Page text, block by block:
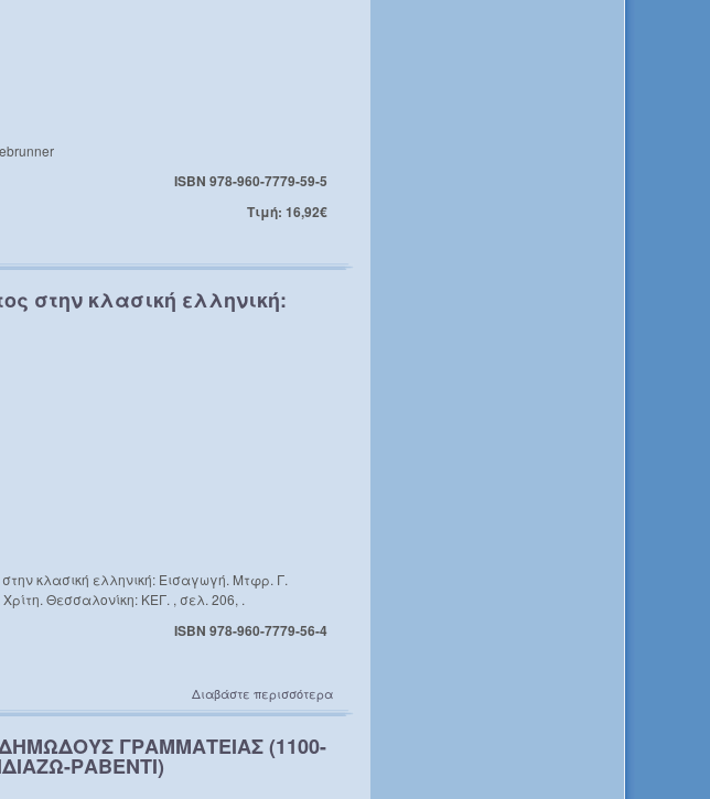
ISBN 978-960-7779-59-5
Τιμή: 16,92€
στην κλασική ελληνική:
κλασική ελληνική: Εισαγωγή. Μτφρ. Γ.
Θεσσαλονίκη: ΚΕΓ. , σελ. 206, .
ISBN 978-960-7779-56-4
Διαβάστε περισσότερα
ΓΡΑΜΜΑΤΕΙΑΣ (1100-
ΡΑΒΕΝΤΙ)